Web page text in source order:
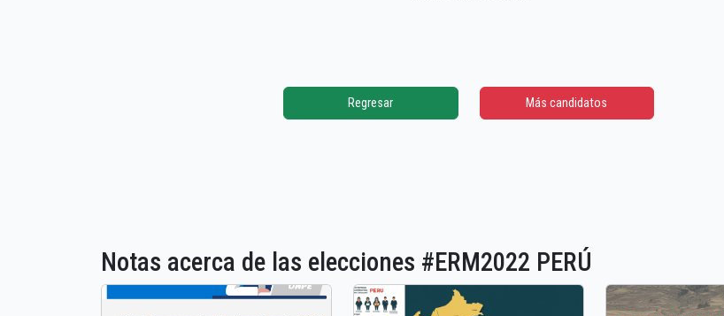
Regresar Más candidatos
Notas acerca de las elecciones #ERM2022 PERÚ